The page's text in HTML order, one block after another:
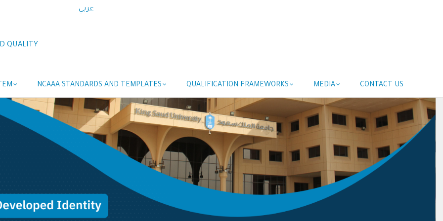
عربي
QUALITY
NCAAA STANDARDS AND TEMPLATES QUALIFICATION FRAMEWORKS MEDIA CONTACT US